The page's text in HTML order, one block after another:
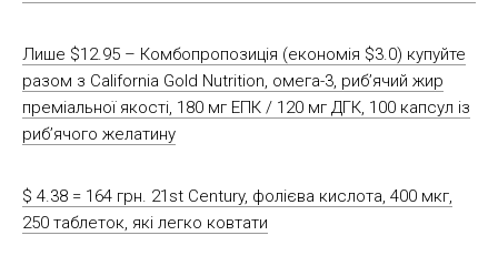
Лише $12.95 – Комбопропозиція (економія $3.0) купуйте
разом з California Gold Nutrition, омега-3, риб’ячий жир
преміальної якості, 180 мг ЕПК / 120 мг ДГК, 100 капсул із
риб’ячого желатину
$ 4.38 = 164 грн. 21st Century, фолієва кислота, 400 мкг,
250 таблеток, які легко ковтати